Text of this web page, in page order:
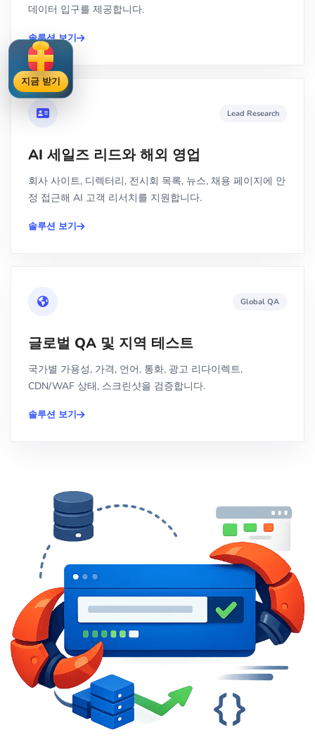
데이터 입구를 제공합니다.
솔루션 보기
Lead Research
AI 세일즈 리드와 해외 영업
회사 사이트, 디렉터리, 전시회 목록, 뉴스, 채용 페이지에 안
정 접근해 AI 고객 리서치를 지원합니다.
솔루션 보기
Global QA
글로벌 QA 및 지역 테스트
국가별 가용성, 가격, 언어, 통화, 광고 리다이렉트,
CDN/WAF 상태, 스크린샷을 검증합니다.
솔루션 보기
지금 받기